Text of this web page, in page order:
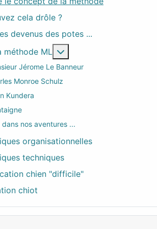
cela drôle ?
devenus des potes ...
méthode ML
Jérome Le Banneur
Monroe Schulz
Kundera
dans nos aventures ...
organisationnelles
techniques
chien "difficile"
chiot